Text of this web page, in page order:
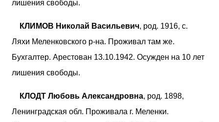
лишения свободы.
КЛИМОВ Николай Васильевич, род. 1916, с.
Ляхи Меленковского р-на. Проживал там же.
Бухгалтер. Арестован 13.10.1942. Осужден на 10 лет
лишения свободы.
КЛОДТ Любовь Александровна, род. 1898,
Ленинградская обл. Проживала г. Меленки.